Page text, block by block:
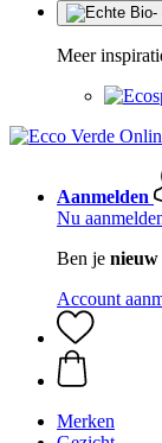
Meer
Aanmelden
Nu
Ben je nieuw
Account
Merken